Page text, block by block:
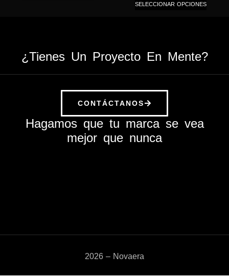
SELECCIONAR OPCIONES
¿Tienes Un Proyecto En Mente?
CONTÁCTANOS
Hagamos que tu marca se vea
mejor que nunca
2026 – Novaera